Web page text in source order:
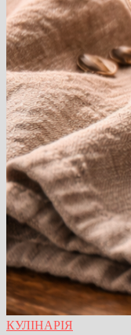
КУЛІНАРІЯ